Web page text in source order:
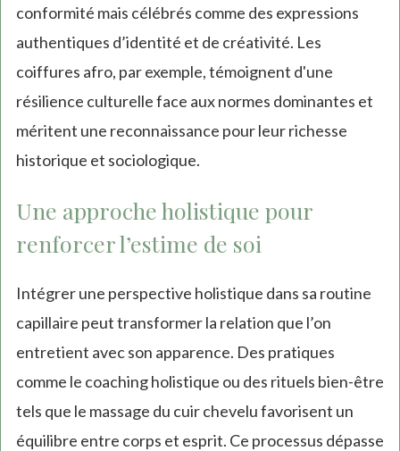
conformité mais célébrés comme des expressions
authentiques d’identité et de créativité. Les
coiffures afro, par exemple, témoignent d'une
résilience culturelle face aux normes dominantes et
méritent une reconnaissance pour leur richesse
historique et sociologique.
Une approche holistique pour
renforcer l’estime de soi
Intégrer une perspective holistique dans sa routine
capillaire peut transformer la relation que l’on
entretient avec son apparence. Des pratiques
comme le coaching holistique ou des rituels bien-être
tels que le massage du cuir chevelu favorisent un
équilibre entre corps et esprit. Ce processus dépasse